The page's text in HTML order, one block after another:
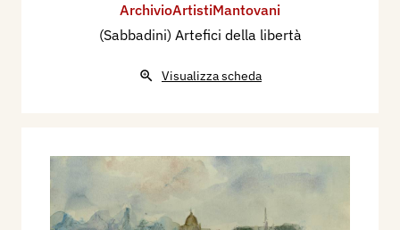
ArchivioArtistiMantovani
(Sabbadini) Artefici della libertà
Visualizza scheda